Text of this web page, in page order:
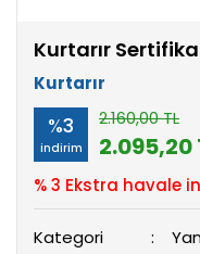
Kurtarır
Kurtarır
%3
indirim
2.160,00 TL
2.095,20
% 3 Ekstra havale
Kategori